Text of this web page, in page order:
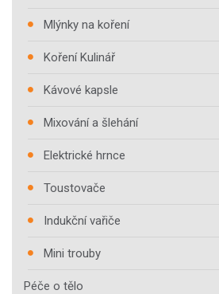
Mlýnky na koření
Koření Kulinář
Kávové kapsle
Mixování a šlehání
Elektrické hrnce
Toustovače
Indukční vařiče
Mini trouby
Péče o tělo